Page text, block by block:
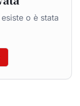
o è stata